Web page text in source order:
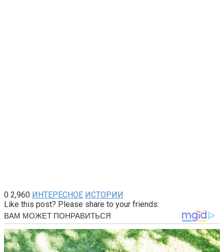
0 2,960 ИНТЕРЕСНОЕ ИСТОРИИ
Like this post? Please share to your friends: